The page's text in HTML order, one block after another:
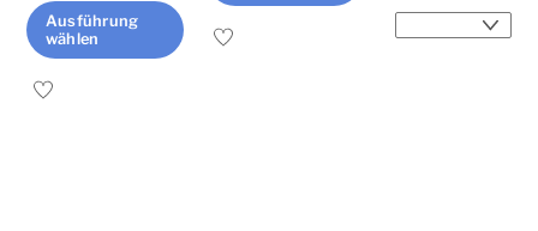
Ausführung
wählen
Dieses